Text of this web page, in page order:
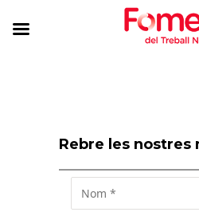
Rebre les nostres